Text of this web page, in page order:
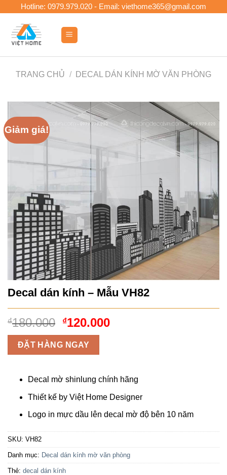
content
Hotline: 0979.979.020 - Email: viethome365@gmail.com
TRANG CHỦ / DECAL DÁN KÍNH MỜ VĂN PHÒNG
Giảm giá!
Decal dán kính – Mẫu VH82
₫180.000 Giá
gốc
là:
₫180.000.
₫120.000Giá
ĐẶT HÀNG NGAY
Decal mờ shinlung chính hãng
Thiết kế by Việt Home Designer
Logo in mực dầu lên decal mờ độ bên 10 năm
SKU: VH82
Danh mục: Decal dán kính mờ văn phòng
Thẻ: decal dán kính